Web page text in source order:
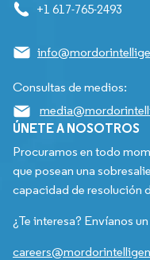
+1 617-765-2493
Consultas de medios:
ÚNETE A NOSOTROS
Procuramos en todo
que posean una
capacidad de resolución
¿Te interesa? Envíanos